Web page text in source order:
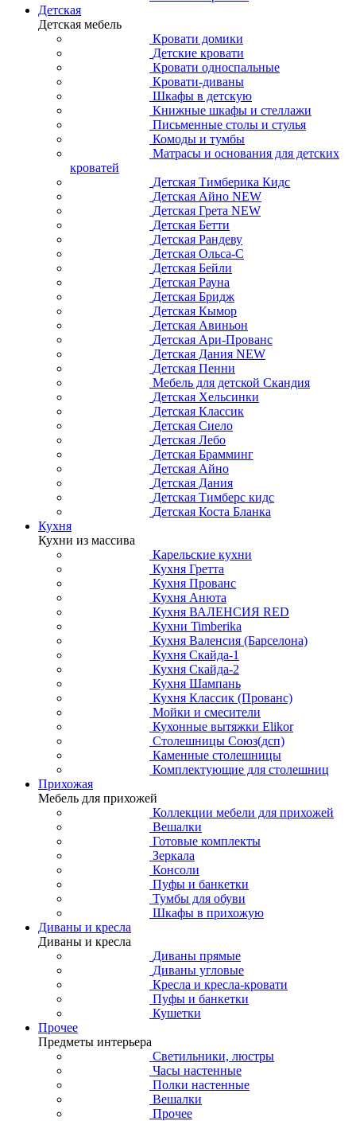
Детская
Детская мебель
Кровати домики
Детские кровати
Кровати односпальные
Кровати-диваны
Шкафы в детскую
Книжные шкафы и стеллажи
Письменные столы и стулья
Комоды и тумбы
Матрасы и основания для детских
кроватей
Детская Тимберика Кидс
Детская Айно NEW
Детская Грета NEW
Детская Бетти
Детская Рандеву
Детская Ольса-С
Детская Бейли
Детская Рауна
Детская Бридж
Детская Кымор
Детская Авиньон
Детская Ари-Прованс
Детская Дания NEW
Детская Пенни
Мебель для детской Скандия
Детская Хельсинки
Детская Классик
Детская Сиело
Детская Лебо
Детская Брамминг
Детская Айно
Детская Дания
Детская Тимберс кидс
Детская Коста Бланка
Кухня
Кухни из массива
Карельские кухни
Кухня Гретта
Кухня Прованс
Кухня Анюта
Кухня ВАЛЕНСИЯ RED
Кухни Timberika
Кухня Валенсия (Барселона)
Кухня Скайда-1
Кухня Скайда-2
Кухня Шампань
Кухня Классик (Прованс)
Мойки и смесители
Кухонные вытяжки Elikor
Столешницы Союз(дсп)
Каменные столешницы
Комплектующие для столешниц
Прихожая
Мебель для прихожей
Коллекции мебели для прихожей
Вешалки
Готовые комплекты
Зеркала
Консоли
Пуфы и банкетки
Тумбы для обуви
Шкафы в прихожую
Диваны и кресла
Диваны и кресла
Диваны прямые
Диваны угловые
Кресла и кресла-кровати
Пуфы и банкетки
Кушетки
Прочее
Предметы интерьера
Светильники, люстры
Часы настенные
Полки настенные
Вешалки
Прочее